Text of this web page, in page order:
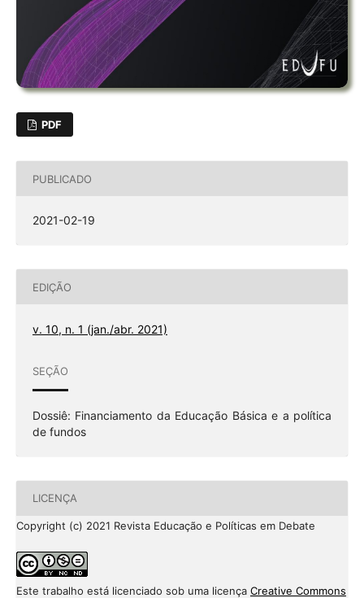
PDF
PUBLICADO
2021-02-19
EDIÇÃO
v. 10, n. 1 (jan./abr. 2021)
SEÇÃO
Dossiê: Financiamento da Educação Básica e a política
de fundos
LICENÇA
Copyright (c) 2021 Revista Educação e Políticas em Debate
Este trabalho está licenciado sob uma licença Creative Commons